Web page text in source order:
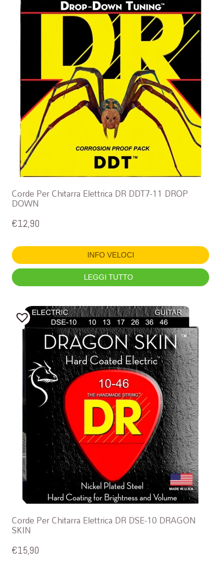
Corde Per Chitarra Elettrica DR DDT7-11 DROP
DOWN
€12,90
INFO VELOCI
LEGGI TUTTO
Corde Per Chitarra Elettrica DR DSE-10 DRAGON
SKIN
€15,90